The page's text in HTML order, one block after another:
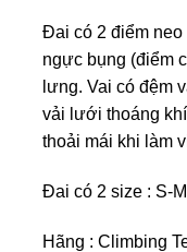
Đai có 2 điểm
ngực bụng (điểm
lưng. Vai có đệm
vải lưới thoáng
thoải mái khi làm
Đai có 2 size : S-
Hãng : Climbing